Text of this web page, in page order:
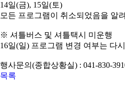
14일(금), 15일(토)
모든 프로그램이 취소되었음을 알
※ 셔틀버스 및 셔틀택시 미운행
16일(일) 프로그램 변경 여부는 다
행사문의(종합상황실) : 041-830-
목록